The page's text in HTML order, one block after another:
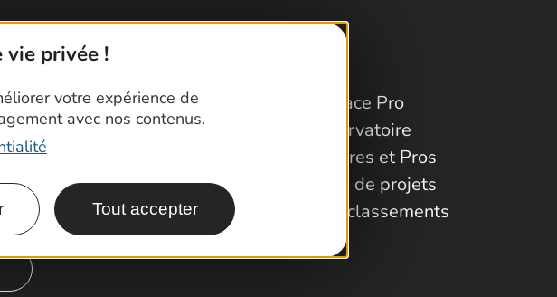
privée !
votre expérience de
avec nos contenus.
Tout accepter
Espace Pro
Observatoire
Partenaires et Pros
Porteurs de projets
Labels et classements